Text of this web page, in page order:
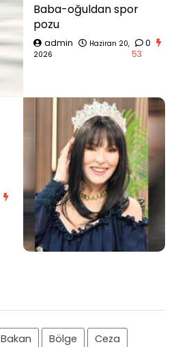
Baba-oğuldan spor
pozu
admin
Haziran 20,
2026
0
53
Bakan Bölge
Ceza